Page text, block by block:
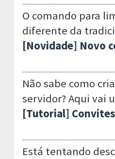
O comando para
diferente da
[Novidade] Novo
Não sabe como
servidor? Aqui vai
[Tutorial]
Está tentando